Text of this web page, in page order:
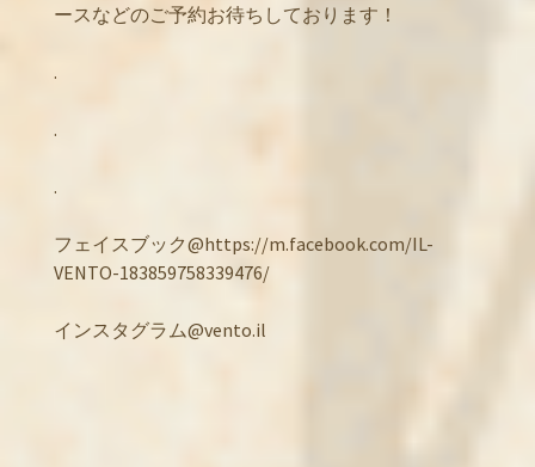
ースなどのご予約お待ちしております！
.
.
.
フェイスブック@https://m.facebook.com/IL-
VENTO-183859758339476/
インスタグラム@vento.il